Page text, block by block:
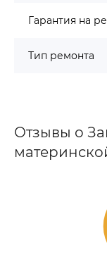
Гарантия на
Тип ремонта
Отзывы о